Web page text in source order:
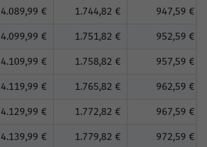
4.089,99 € 1.744,82 € 947,59 €
4.099,99 € 1.751,82 € 952,59 €
4.109,99 € 1.758,82 € 957,59 €
4.119,99 € 1.765,82 € 962,59 €
4.129,99 € 1.772,82 € 967,59 €
4.139,99 € 1.779,82 € 972,59 €